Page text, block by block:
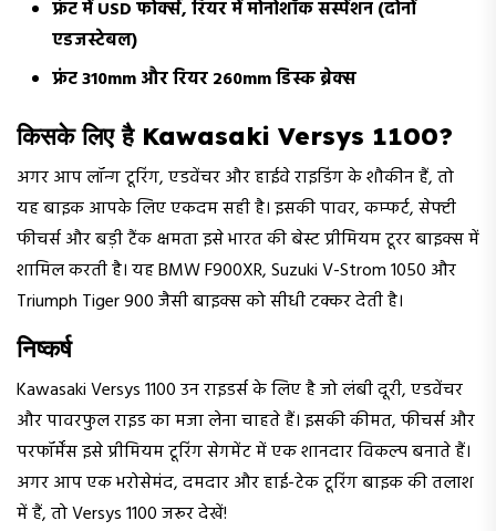
फ्रंट में USD फोर्क्स, रियर में मोनोशॉक सस्पेंशन (दोनों
एडजस्टेबल)
फ्रंट 310mm और रियर 260mm डिस्क ब्रेक्स
किसके लिए है Kawasaki Versys 1100?
अगर आप लॉन्ग टूरिंग, एडवेंचर और हाईवे राइडिंग के शौकीन हैं, तो
यह बाइक आपके लिए एकदम सही है। इसकी पावर, कम्फर्ट, सेफ्टी
फीचर्स और बड़ी टैंक क्षमता इसे भारत की बेस्ट प्रीमियम टूरर बाइक्स में
शामिल करती है। यह BMW F900XR, Suzuki V-Strom 1050 और
Triumph Tiger 900 जैसी बाइक्स को सीधी टक्कर देती है।
निष्कर्ष
Kawasaki Versys 1100 उन राइडर्स के लिए है जो लंबी दूरी, एडवेंचर
और पावरफुल राइड का मजा लेना चाहते हैं। इसकी कीमत, फीचर्स और
परफॉर्मेंस इसे प्रीमियम टूरिंग सेगमेंट में एक शानदार विकल्प बनाते हैं।
अगर आप एक भरोसेमंद, दमदार और हाई-टेक टूरिंग बाइक की तलाश
में हैं, तो Versys 1100 जरूर देखें!